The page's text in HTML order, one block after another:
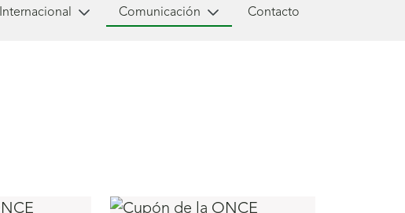
Internacional Comunicación Contacto